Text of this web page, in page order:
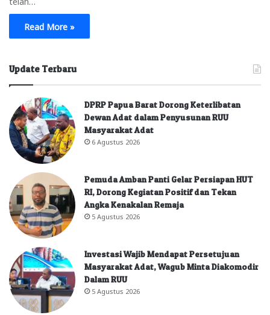
Read More »
Update Terbaru
DPRP Papua Barat Dorong Keterlibatan
Dewan Adat dalam Penyusunan RUU
Masyarakat Adat
6 Agustus 2026
Pemuda Amban Panti Gelar Persiapan HUT
RI, Dorong Kegiatan Positif dan Tekan
Angka Kenakalan Remaja
5 Agustus 2026
Investasi Wajib Mendapat Persetujuan
Masyarakat Adat, Wagub Minta Diakomodir
Dalam RUU
5 Agustus 2026